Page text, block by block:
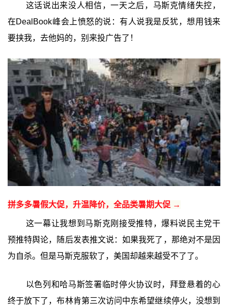
这话说出来没人相信，一天之后，马斯克情绪失控，
在DealBook峰会上愤怒的说：有人说我是反犹，想用钱来
要挟我，去他妈的，别来投广告了！
拼多多暑假大促，升温降价，全品类暑期大促 →
这一幕让我想到马斯克刚接受推特，爆料说民主党干
预推特舆论，随后发表推文说：如果我死了，那绝对不是因
为自杀。但是马斯克服软了，美国却越来越受不了了。
以色列和哈马斯签署临时停火协议时，拜登悬着的心
终于放下了，布林肯第三次访问中东希望继续停火，没想到